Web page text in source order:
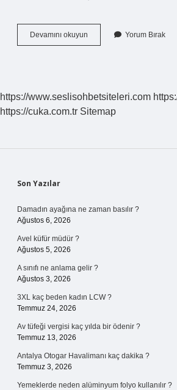
Devamını okuyun
Den
Mı
Yorum Bırak
https://www.seslisohbetsiteleri.com
https://cuka.com.tr Sitemap
Sidebar
Son Yazılar
Damadın ayağına ne zaman basılır ?
Ağustos 6, 2026
Avel küfür müdür ?
Ağustos 5, 2026
A sınıfı ne anlama gelir ?
Ağustos 3, 2026
3XL kaç beden kadın LCW ?
Temmuz 24, 2026
Av tüfeği vergisi kaç yılda bir ödenir ?
Temmuz 13, 2026
Antalya Otogar Havalimanı kaç dakika ?
Temmuz 3, 2026
Yemeklerde neden alüminyum folyo kullanılır ?